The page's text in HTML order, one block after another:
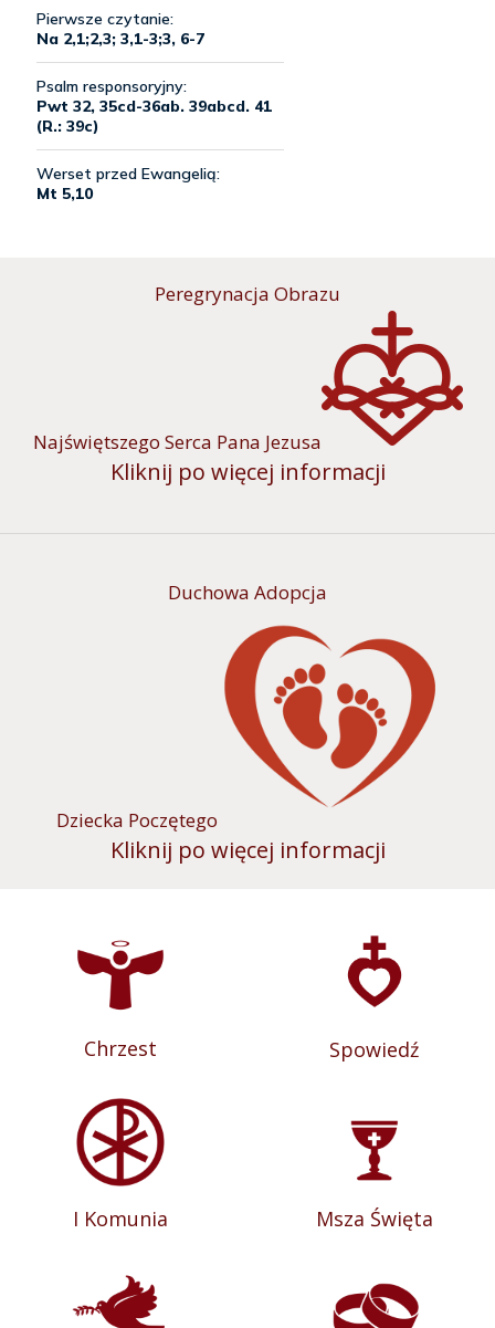
Peregrynacja Obrazu
Najświętszego Serca Pana Jezusa
Kliknij po więcej informacji
Duchowa Adopcja
Dziecka Poczętego
Kliknij po więcej informacji
Chrzest Spowiedź
I Komunia Msza Święta